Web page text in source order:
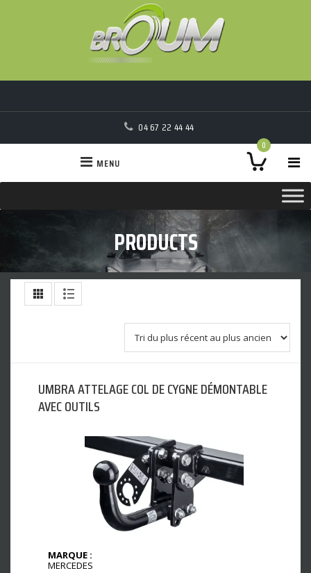
04 67 22 44 44
0
MENU
PRODUCTS
UMBRA ATTELAGE COL DE CYGNE DÉMONTABLE
AVEC OUTILS
MARQUE :
MERCEDES